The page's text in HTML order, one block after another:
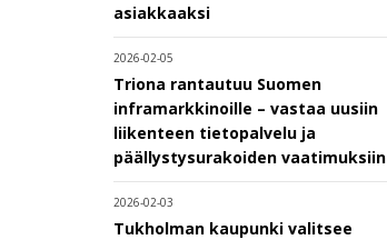
asiakkaaksi
2026-02-05
Triona rantautuu Suomen
inframarkkinoille – vastaa uusiin
liikenteen tietopalvelu ja
päällystysurakoiden vaatimuksiin
2026-02-03
Tukholman kaupunki valitsee